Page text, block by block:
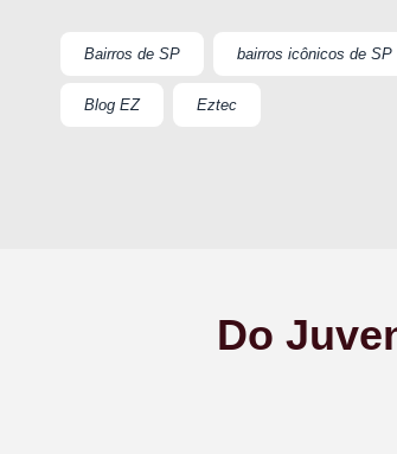
Bairros de SP bairros icônicos de SP
Blog EZ Eztec
Do